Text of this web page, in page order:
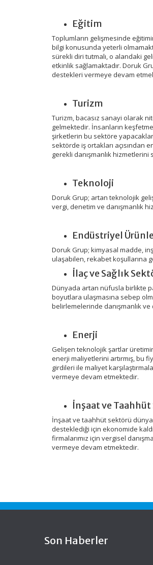
Eğitim
Toplumların gelişmesinde
bilgi konusunda yeterli
sürekli diri tutmalı, o alandaki
etkinlik sağlamaktadır. Doruk
destekleri vermeye devam
Turizm
Turizm, bacasız sanayi olarak
gelmektedir. İnsanların
şirketlerin bu sektöre
sektörde iş ortakları açısından
gerekli danışmanlık hizmetlerini
Teknoloji
Doruk Grup; artan teknolojik
vergi, denetim ve danışmanlık
Endüstriyel
Doruk Grup; kimyasal madde,
ulaşabilen, rekabet koşullarına
İlaç ve Sağlık
Dünyada artan nüfusla birlikte
boyutlara ulaşmasına sebep
belirlemelerinde danışmanlık
Enerji
Gelişen teknolojik şartlar
enerji maliyetlerini artırmış, bu
girdileri ile maliyet
vermeye devam etmektedir.
İnşaat ve Taahhüt
İnşaat ve taahhüt sektörü
desteklediği için ekonomide
firmalarımız için vergisel
vermeye devam etmektedir.
Son Haberler